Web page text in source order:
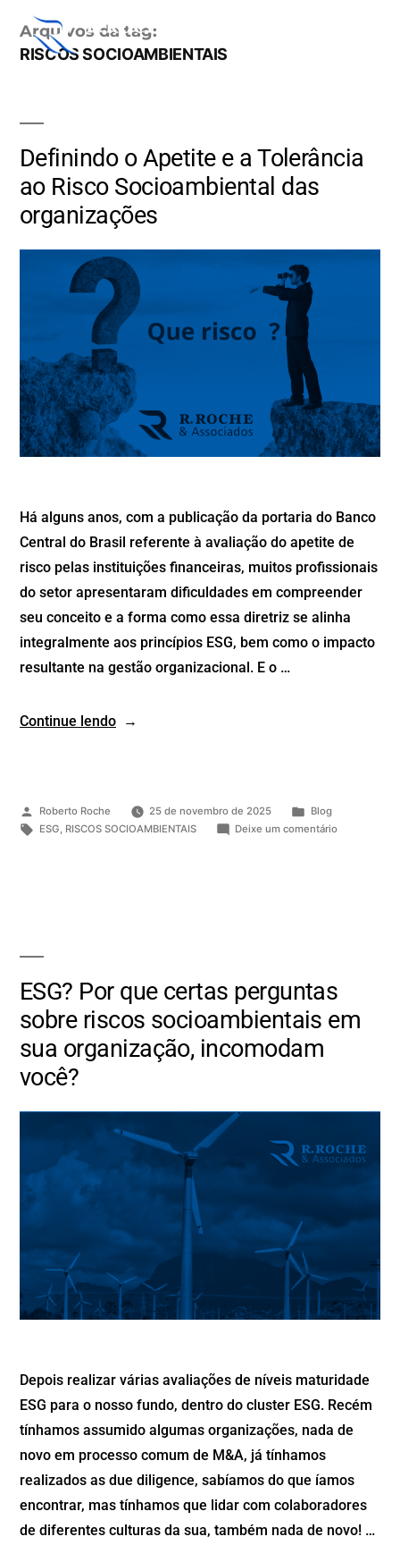
Arquivos da tag:
RISCOS SOCIOAMBIENTAIS
Definindo o Apetite e a Tolerância
ao Risco Socioambiental das
organizações
Há alguns anos, com a publicação da portaria do Banco
Central do Brasil referente à avaliação do apetite de
risco pelas instituições financeiras, muitos profissionais
do setor apresentaram dificuldades em compreender
seu conceito e a forma como essa diretriz se alinha
integralmente aos princípios ESG, bem como o impacto
resultante na gestão organizacional. E o …
Continue lendo
Roberto Roche 25 de novembro de 2025
Blog
ESG, RISCOS SOCIOAMBIENTAIS Deixe um comentário
ESG? Por que certas perguntas
sobre riscos socioambientais em
sua organização, incomodam
você?
Depois realizar várias avaliações de níveis maturidade
ESG para o nosso fundo, dentro do cluster ESG. Recém
tínhamos assumido algumas organizações, nada de
novo em processo comum de M&A, já tínhamos
realizados as due diligence, sabíamos do que íamos
encontrar, mas tínhamos que lidar com colaboradores
de diferentes culturas da sua, também nada de novo! …